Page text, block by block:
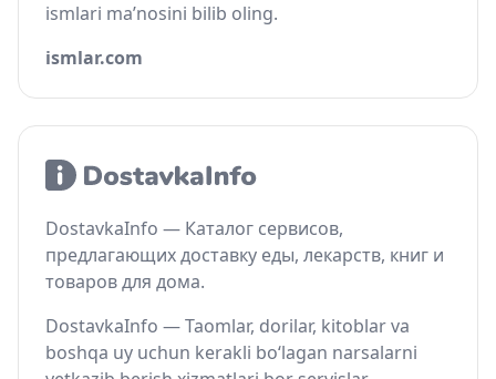
ismlari ma’nosini bilib oling.
ismlar.com
DostavkaInfo — Каталог сервисов,
предлагающих доставку еды, лекарств, книг и
товаров для дома.
DostavkaInfo — Taomlar, dorilar, kitoblar va
boshqa uy uchun kerakli bo‘lagan narsalarni